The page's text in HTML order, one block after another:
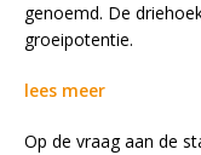
genoemd. De
groeipotentie.
lees meer
Op de vraag aan de